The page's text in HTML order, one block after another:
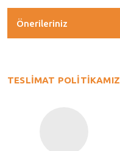
Önerileriniz
TESLİMAT POLİTİKAMIZ